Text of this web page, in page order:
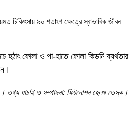
চিকিৎসায় ৯০ শতাংশ ক্ষেত্রে স্বাভাবিক জীবন
হঠাৎ ফোলা ও পা-হাতে ফোলা কিডনি ব্যর্থতার
তথ্য যাচাই ও সম্পাদনা: ফিটনোশন হেলথ ডেস্ক।